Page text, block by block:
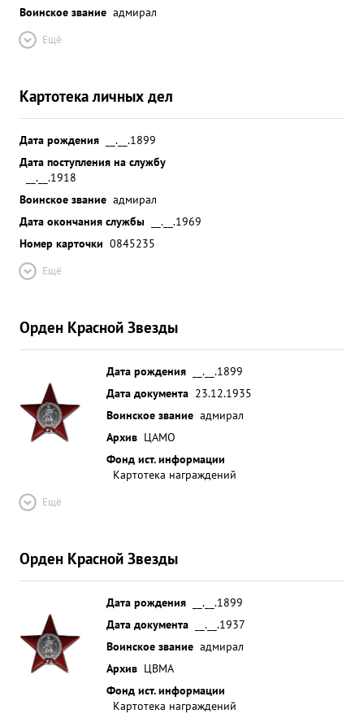
Воинское звание адмирал
Ещё
Картотека личных дел
Дата рождения
__.__.1899
Дата поступления на службу
__.__.1918
Воинское звание адмирал
Дата окончания службы
__.__.1969
Номер карточки 0845235
Ещё
Орден Красной Звезды
Дата рождения
__.__.1899
Дата документа 23.12.1935
Воинское звание адмирал
Архив ЦАМО
Фонд ист. информации
Картотека награждений
Ещё
Орден Красной Звезды
Дата рождения
__.__.1899
Дата документа
__.__.1937
Воинское звание адмирал
Архив ЦВМА
Фонд ист. информации
Картотека награждений